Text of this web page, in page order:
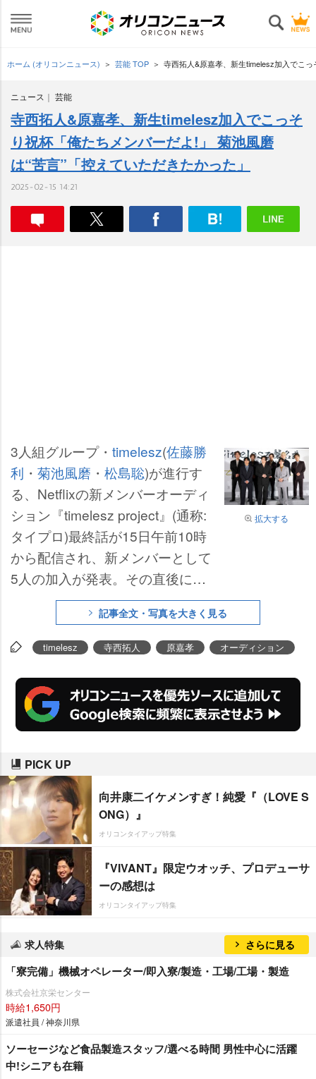
ホーム (オリコンニュース) 芸能 TOP 寺西拓人&原嘉孝、新生timelesz加入でこ
ニュース 芸能
寺西拓人&原嘉孝、新生timelesz加入でこっそ
り祝杯「俺たちメンバーだよ!」 菊池風磨
は“苦言”「控えていただきたかった」
2025-02-15 14:21
拡大する
3人組グループ・ timelesz(佐藤勝
利 ・ 菊池風磨 ・ 松島聡)が進行す
る、Netflixの新メンバーオーディ
ション『timelesz project』(通称:
タイプロ)最終話が15日午前10時
から配信され、新メンバーとして
5人の加入が発表。その直後に都
内で『新体制 初お披露目 襲名
式』が行われた。記事全文・写真を大きく見る
timelesz 寺西拓人 原嘉孝 オーディション
PICK UP
向井康二イケメンすぎ！純愛『（LOVE S
ONG）』
オリコンタイアップ特集
『VIVANT』限定ウオッチ、プロデューサ
ーの感想は
オリコンタイアップ特集
求人特集 さらに見る
「寮完備」機械オペレーター/即入寮/製造・工場/工場・製造
株式会社京栄センター
時給1,650円
派遣社員 / 神奈川県
ソーセージなど食品製造スタッフ/選べる時間 男性中心に活躍
中!シニアも在籍